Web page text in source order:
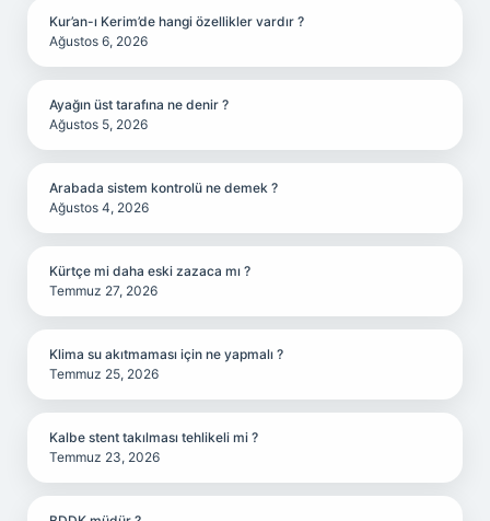
Kur’an-ı Kerim’de hangi özellikler vardır ?
Ağustos 6, 2026
Ayağın üst tarafına ne denir ?
Ağustos 5, 2026
Arabada sistem kontrolü ne demek ?
Ağustos 4, 2026
Kürtçe mi daha eski zazaca mı ?
Temmuz 27, 2026
Klima su akıtmaması için ne yapmalı ?
Temmuz 25, 2026
Kalbe stent takılması tehlikeli mi ?
Temmuz 23, 2026